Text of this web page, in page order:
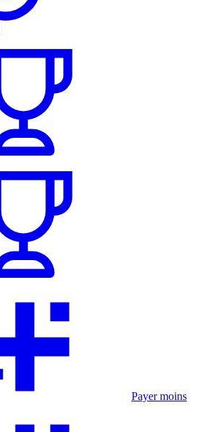
Payer moins